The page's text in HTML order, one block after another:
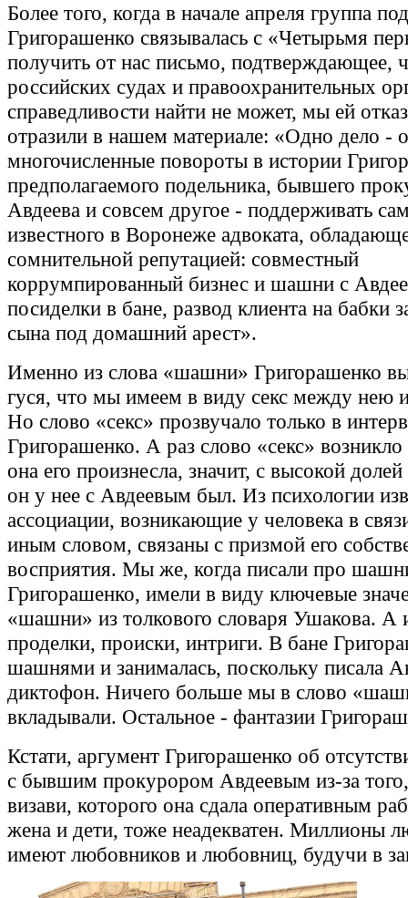
Более того, когда в начале апреля группа
Григорашенко связывалась с «Четырьмя
получить от нас письмо, подтверждающее,
российских судах и правоохранительных
справедливости найти не может, мы ей
отразили в нашем материале: «Одно дело -
многочисленные повороты в истории
предполагаемого подельника, бывшего
Авдеева и совсем другое - поддерживать
известного в Воронеже адвоката,
сомнительной репутацией: совместный
коррумпированный бизнес и шашни с
посиделки в бане, развод клиента на бабки
сына под домашний арест».
Именно из слова «шашни» Григорашенко
гуся, что мы имеем в виду секс между нею
Но слово «секс» прозвучало только в
Григорашенко. А раз слово «секс» возникло
она его произнесла, значит, с высокой
он у нее с Авдеевым был. Из психологии
ассоциации, возникающие у человека в
иным словом, связаны с призмой его
восприятия. Мы же, когда писали про
Григорашенко, имели в виду ключевые
«шашни» из толкового словаря Ушакова. А
проделки, происки, интриги. В бане
шашнями и занималась, поскольку писала
диктофон. Ничего больше мы в слово
вкладывали. Остальное - фантазии
Кстати, аргумент Григорашенко об
с бывшим прокурором Авдеевым из-за
визави, которого она сдала оперативным
жена и дети, тоже неадекватен. Миллионы
имеют любовников и любовниц, будучи в